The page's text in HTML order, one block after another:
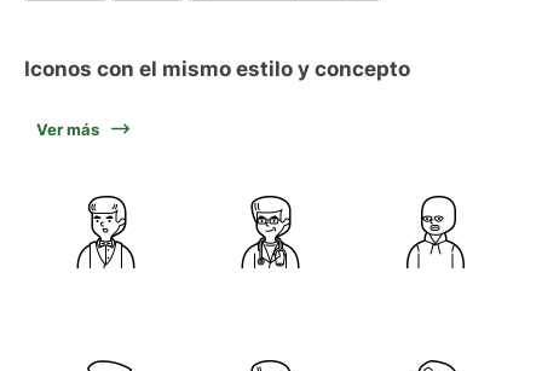
Iconos con el mismo estilo y concepto
Ver más